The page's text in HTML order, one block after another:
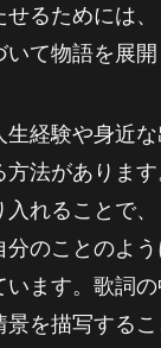
せるためには
て物語を展開
生経験や身近
方法がありま
入れることで
分のことのよ
います。歌詞
を描写する